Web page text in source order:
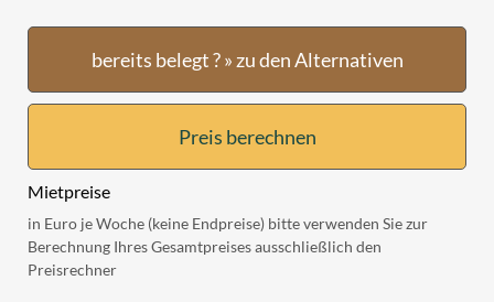
bereits belegt ? » zu den Alternativen
Preis berechnen
Mietpreise
in Euro je Woche (keine Endpreise) bitte verwenden Sie zur
Berechnung Ihres Gesamtpreises ausschließlich den
Preisrechner